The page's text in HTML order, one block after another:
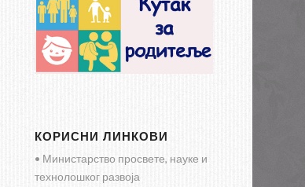
КОРИСНИ ЛИНКОВИ
• Министарство просвете, науке и
технолошког развоја